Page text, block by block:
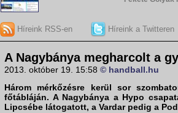
Híreink RSS-en Híreink a Twitteren
A Nagybánya megharcolt a
2013. október 19. 15:58 © handball.hu
Három mérkőzésre kerül sor
főtábláján. A Nagybánya a Hypo
Lipcsébe látogatott, a Vardar pedig a